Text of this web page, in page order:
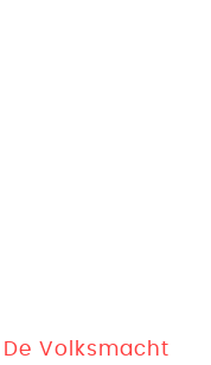
De Volksmacht